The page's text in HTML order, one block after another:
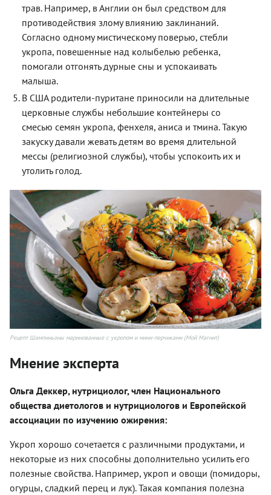
трав. Например, в Англии он был средством для
противодействия злому влиянию заклинаний.
Согласно одному мистическому поверью, стебли
укропа, повешенные над колыбелью ребенка,
помогали отгонять дурные сны и успокаивать
малыша.
В США родители-пуритане приносили на длительные
церковные службы небольшие контейнеры со
смесью семян укропа, фенхеля, аниса и тмина. Такую
закуску давали жевать детям во время длительной
мессы (религиозной службы), чтобы успокоить их и
утолить голод.
Рецепт Шампиньоны маринованные с укропом и мини-перчиками (Мой Магнит)
Мнение эксперта
Ольга Деккер, нутрициолог, член Национального
общества диетологов и нутрициологов и Европейской
ассоциации по изучению ожирения:
Укроп хорошо сочетается с различными продуктами, и
некоторые из них способны дополнительно усилить его
полезные свойства. Например, укроп и овощи (помидоры,
огурцы, сладкий перец и лук). Такая компания полезна